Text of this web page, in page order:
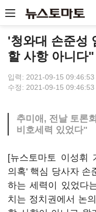
'청와대 손준성
할 사항 아니다"
입력: 2021-09-15 09:46:53
수정: 2021-09-15 09:46:53
추미애, 전날 토론
비호세력 있었다"
[뉴스토마토 이성휘
의혹' 핵심 당사자 손
하는 세력이 있었다
치는 정치권에서 논